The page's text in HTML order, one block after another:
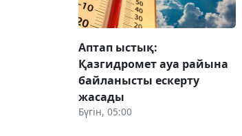
Аптап ыстық:
Қазгидромет ауа райына
байланысты ескерту
жасады
Бүгін, 05:00